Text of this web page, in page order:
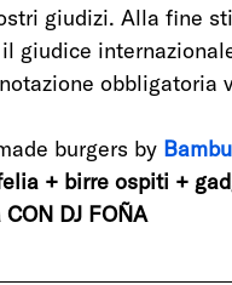
giudizi. Alla fine
giudice
burgers by
+ birre ospiti +
DJ FOÑA